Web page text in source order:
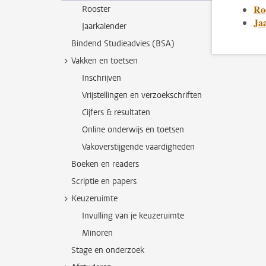
Rooster
Jaarkalender
Bindend Studieadvies (BSA)
Vakken en toetsen
Inschrijven
Vrijstellingen en verzoekschriften
Cijfers & resultaten
Online onderwijs en toetsen
Vakoverstijgende vaardigheden
Boeken en readers
Scriptie en papers
Keuzeruimte
Invulling van je keuzeruimte
Minoren
Stage en onderzoek